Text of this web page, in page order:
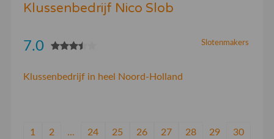
Klussenbedrijf Nico Slob
Slotenmakers
7.0
Klussenbedrijf in heel Noord-Holland
1 2 ... 24 25 26 27 28 29 30